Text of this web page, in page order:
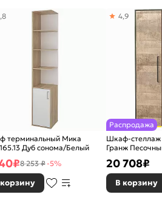
терминальный Мика
СТЛ.165.13 Дуб сонома/Белый
₽8 253 ₽-5%
Распродажа
Шкаф-стеллаж
Гранж
4,9
20 708₽
В корзину